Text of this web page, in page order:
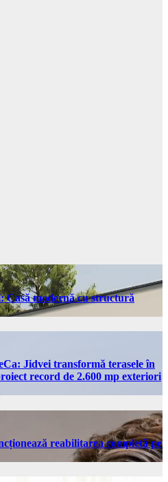
Casă modernă cu structură
Jidvei transformă terasele în
record de 2.600 mp exteriori
reabilitarea completă pe